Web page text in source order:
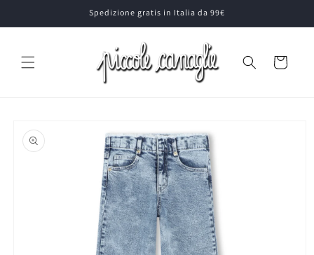
ai contenuti
Spedizione gratis in Italia da 99€
Carrello
informazioni
sul prodotto